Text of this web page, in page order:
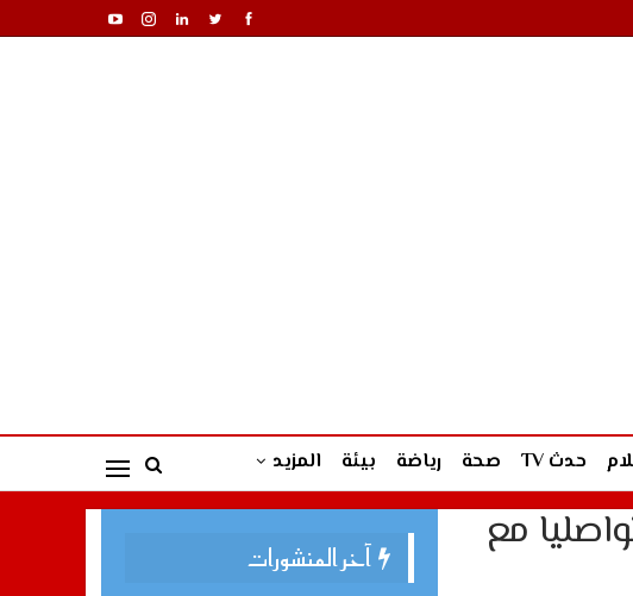
حدث TV صحة رياضة بيئة المزيد
مع آخر المنشورات